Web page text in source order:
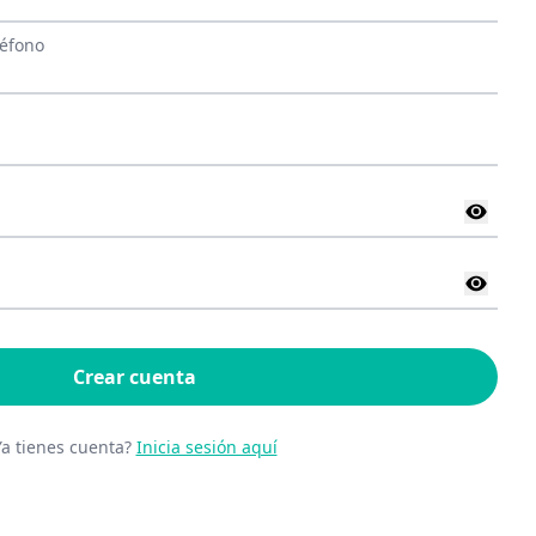
Crear cuenta
tienes cuenta? Inicia sesión aquí